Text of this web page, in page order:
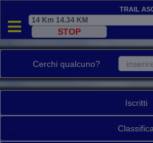
Trail
Cerchi qualcuno?
Iscritti
Classifica